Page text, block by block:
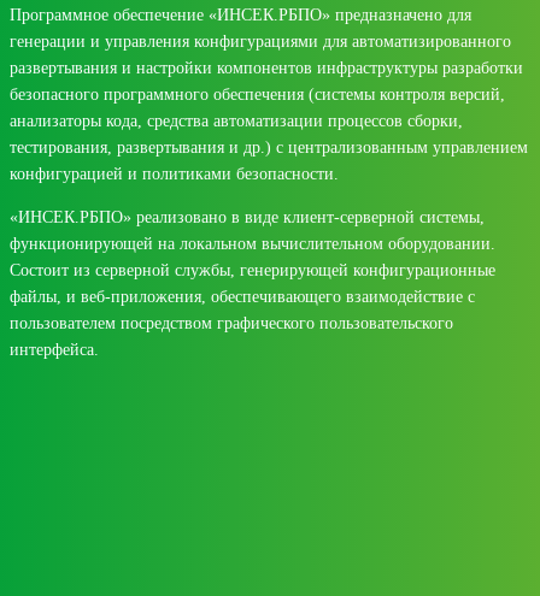
Программное обеспечение «ИНСЕК.РБПО» предназначено для
генерации и управления конфигурациями для автоматизированного
развертывания и настройки компонентов инфраструктуры разработки
безопасного программного обеспечения (системы контроля версий,
анализаторы кода, средства автоматизации процессов сборки,
тестирования, развертывания и др.) с централизованным управлением
конфигурацией и политиками безопасности.
«ИНСЕК.РБПО» реализовано в виде клиент-серверной системы,
функционирующей на локальном вычислительном оборудовании.
Состоит из серверной службы, генерирующей конфигурационные
файлы, и веб-приложения, обеспечивающего взаимодействие с
пользователем посредством графического пользовательского
интерфейса.